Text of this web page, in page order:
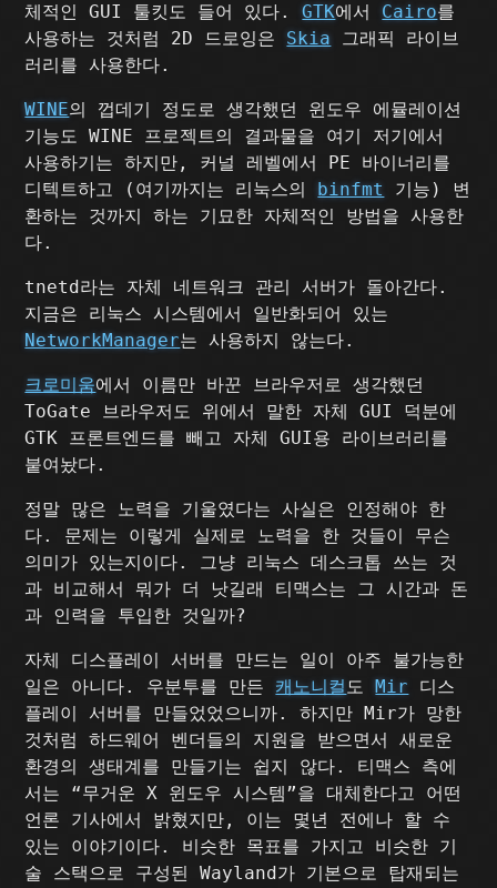
체적인 GUI 툴킷도 들어 있다.GTK에서 Cairo를
사용하는 것처럼 2D 드로잉은 Skia 그래픽 라이브
러리를 사용한다.
WINE의 껍데기 정도로 생각했던 윈도우 에뮬레이션
기능도 WINE 프로젝트의 결과물을 여기 저기에서
사용하기는 하지만, 커널 레벨에서 PE 바이너리를
디텍트하고 (여기까지는 리눅스의 binfmt 기능) 변
환하는 것까지 하는 기묘한 자체적인 방법을 사용한
다.
tnetd라는 자체 네트워크 관리 서버가 돌아간다.
지금은 리눅스 시스템에서 일반화되어 있는
NetworkManager는 사용하지 않는다.
크로미움에서 이름만 바꾼 브라우저로 생각했던
ToGate 브라우저도 위에서 말한 자체 GUI 덕분에
GTK 프론트엔드를 빼고 자체 GUI용 라이브러리를
붙여놨다.
정말 많은 노력을 기울였다는 사실은 인정해야 한
다. 문제는 이렇게 실제로 노력을 한 것들이 무슨
의미가 있는지이다. 그냥 리눅스 데스크톱 쓰는 것
과 비교해서 뭐가 더 낫길래 티맥스는 그 시간과 돈
과 인력을 투입한 것일까?
자체 디스플레이 서버를 만드는 일이 아주 불가능한
일은 아니다. 우분투를 만든 캐노니컬도Mir 디스
플레이 서버를 만들었었으니까. 하지만 Mir가 망한
것처럼 하드웨어 벤더들의 지원을 받으면서 새로운
환경의 생태계를 만들기는 쉽지 않다. 티맥스 측에
서는 “무거운 X 윈도우 시스템”을 대체한다고 어떤
언론 기사에서 밝혔지만, 이는 몇년 전에나 할 수
있는 이야기이다. 비슷한 목표를 가지고 비슷한 기
술 스택으로 구성된 Wayland가 기본으로 탑재되는